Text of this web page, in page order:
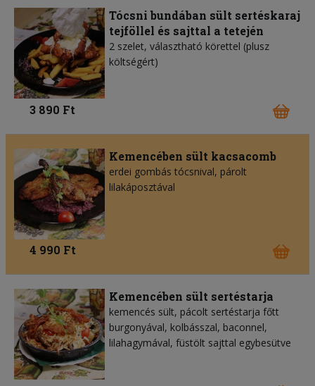
Tócsni bundában sült sertéskaraj
tejföllel és sajttal a tetején
2 szelet, választható körettel (plusz
költségért)
3 890 Ft
Kemencében sült kacsacomb
erdei gombás tócsnival, párolt
lilakáposztával
4 990 Ft
Kemencében sült sertéstarja
kemencés sült, pácolt sertéstarja főtt
burgonyával, kolbásszal, baconnel,
lilahagymával, füstölt sajttal egybesütve